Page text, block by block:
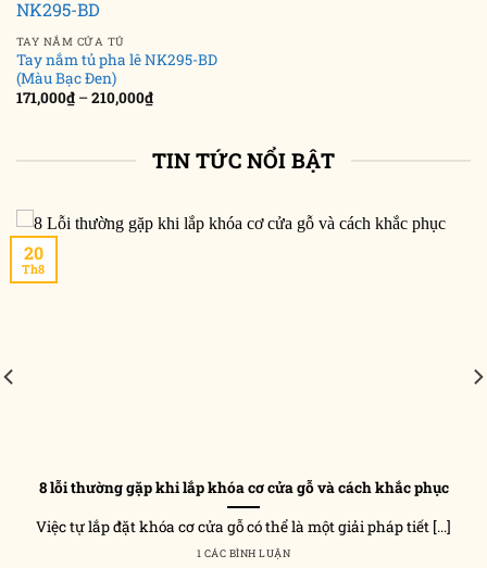
TAY NẮM CỬA TỦ
Tay nắm tủ pha lê NK295-BD
(Màu Bạc Đen)
171,000₫ –210,000₫Khoảng
giá:
đến
210,000₫
TIN TỨC NỔI BẬT
8 lỗi thường gặp khi lắp khóa cơ cửa gỗ và cách khắc phục
Việc tự lắp đặt khóa cơ cửa gỗ có thể là một giải pháp tiết [...]
1 CÁC BÌNH LUẬN
20
Th8